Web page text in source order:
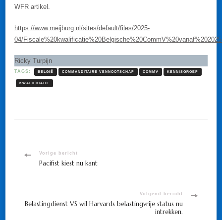
WFR artikel.
https://www.meijburg.nl/sites/default/files/2025-
04/
Ricky Turpijn
TAGS: BELGIË COMMANDITAIRE VENNOOTSCHAP COMMV KENNISGROEP
KWALIFICATIE
Bericht
Vorige bericht
Pacifist kiest nu kant
Volgend bericht
Belastingdienst VS wil Harvards belastingvrije status nu
intrekken.